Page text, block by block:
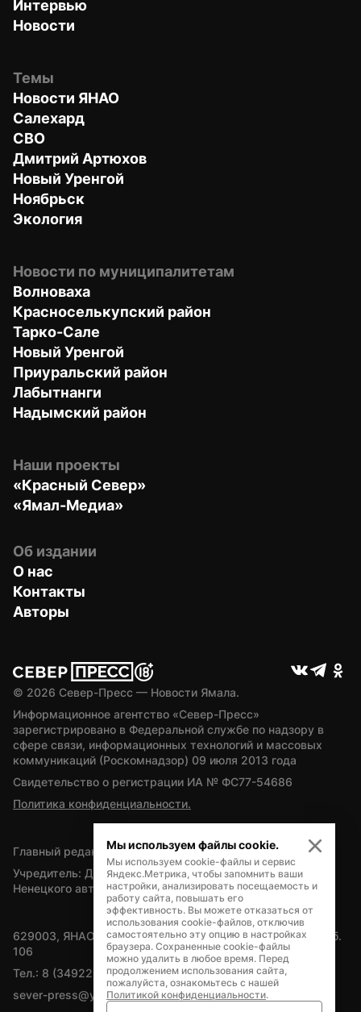
Интервью
Новости
Темы
Новости ЯНАО
Салехард
СВО
Дмитрий Артюхов
Новый Уренгой
Ноябрьск
Экология
Новости по муниципалитетам
Волноваха
Красноселькупский район
Тарко-Сале
Новый Уренгой
Приуральский район
Лабытнанги
Надымский район
Наши проекты
«Красный Север»
«Ямал-Медиа»
Об издании
О нас
Контакты
Авторы
© 2026 Север-Пресс — Новости Ямала.
Информационное агентство «Север-Пресс»
зарегистрировано в Федеральной службе по надзору в
сфере связи, информационных технологий и массовых
коммуникаций (Роскомнадзор) 09 июля 2013 года
Свидетельство о регистрации ИА № ФС77-54686
Политика конфиденциальности.
Главный редактор — А.Л. Поздеев
Учредитель: Департамент внутренней политики Ямало-
Ненецкого автономного округа
629003, ЯНАО, Салехард, мкр. Богдана Кнунянца, д.1, каб.
106
Тел.: 8 (34922) 71262
sever-press@yamal-media.ru
Мы используем файлы cookie.
Мы используем cookie-файлы и сервис
Яндекс.Метрика, чтобы запомнить ваши
настройки, анализировать посещаемость и
работу сайта, повышать его
эффективность. Вы можете отказаться от
использования cookie-файлов, отключив
самостоятельно эту опцию в настройках
браузера. Сохраненные cookie-файлы
можно удалить в любое время. Перед
продолжением использования сайта,
пожалуйста, ознакомьтесь с нашей
Политикой конфиденциальности.